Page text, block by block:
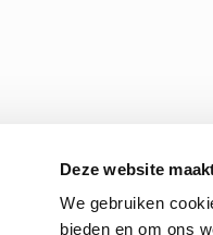
Deze website
We gebruiken
bieden en om ons